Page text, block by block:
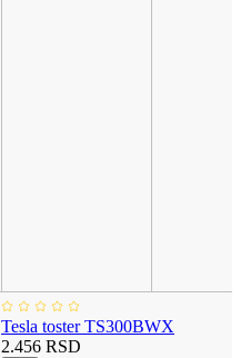
Tesla toster TS300BWX
2.456 RSD